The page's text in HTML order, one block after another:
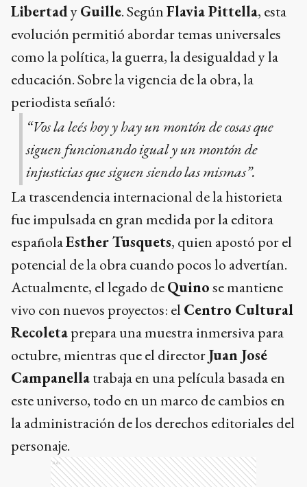
LibertadyGuille. SegúnFlavia Pittella, esta
evolución permitió abordar temas universales
como la política, la guerra, la desigualdad y la
educación. Sobre la vigencia de la obra, la
periodista señaló:
“Vos la leés hoy y hay un montón de cosas que
siguen funcionando igual y un montón de
injusticias que siguen siendo las mismas”.
La trascendencia internacional de la historieta
fue impulsada en gran medida por la editora
españolaEsther Tusquets, quien apostó por el
potencial de la obra cuando pocos lo advertían.
Actualmente, el legado deQuinose mantiene
vivo con nuevos proyectos: el Centro Cultural
Recoletaprepara una muestra inmersiva para
octubre, mientras que el directorJuan José
Campanellatrabaja en una película basada en
este universo, todo en un marco de cambios en
la administración de los derechos editoriales del
personaje.
Ads